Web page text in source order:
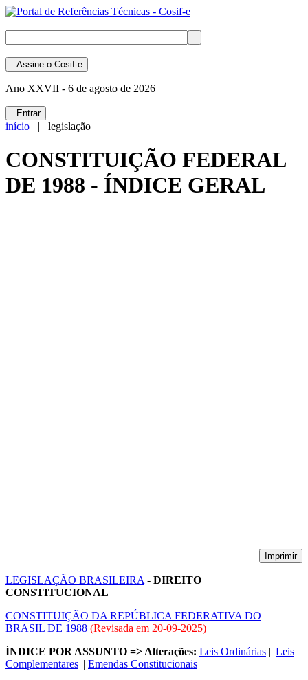
Assine o Cosif-e
Ano XXVII - 6 de agosto de 2026
Entrar
início | legislação
CONSTITUIÇÃO FEDERAL
DE 1988 - ÍNDICE GERAL
Imprimir
LEGISLAÇÃO BRASILEIRA - DIREITO
CONSTITUCIONAL
CONSTITUIÇÃO DA REPÚBLICA FEDERATIVA DO
BRASIL DE 1988 (Revisada em 20-09-2025)
ÍNDICE POR ASSUNTO => Alterações: Leis Ordinárias || Leis
Complementares || Emendas Constitucionais